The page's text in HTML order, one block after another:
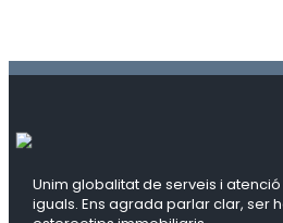
Unim globalitat de serveis i
iguals. Ens agrada parlar clar, ser